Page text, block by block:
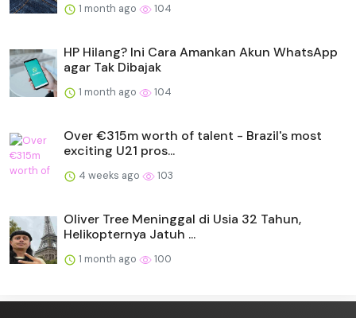
1 month ago 104
HP Hilang? Ini Cara Amankan Akun WhatsApp
agar Tak Dibajak
1 month ago 104
Over €315m worth of talent - Brazil's most
exciting U21 pros...
4 weeks ago 103
Oliver Tree Meninggal di Usia 32 Tahun,
Helikopternya Jatuh ...
1 month ago 100